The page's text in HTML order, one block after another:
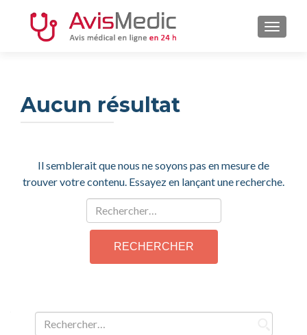
Aucun résultat
Il semblerait que nous ne soyons pas en mesure de
trouver votre contenu. Essayez en lançant une recherche.
Rechercher :
Rechercher :